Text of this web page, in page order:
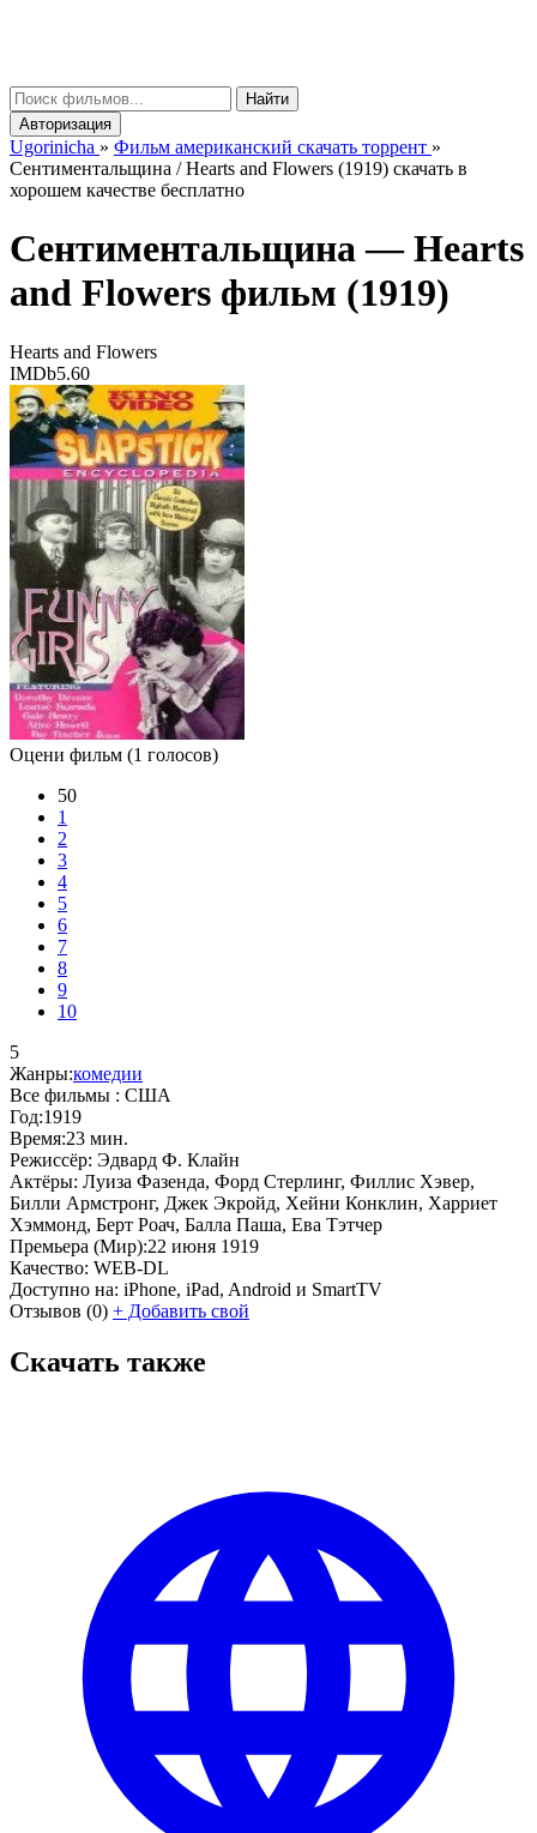
Найти
Авторизация
Ugorinicha » Фильм американский скачать торрент »
Сентиментальщина / Hearts and Flowers (1919) скачать в
хорошем качестве бесплатно
Сентиментальщина —Hearts
and Flowers фильм (1919)
Hearts and Flowers
IMDb5.60
Оцени фильм (1 голосов)
50
1
2
3
4
5
6
7
8
9
10
5
Жанры:комедии
Все фильмы : США
Год:1919
Время:23 мин.
Режиссёр: Эдвард Ф. Клайн
Актёры: Луиза Фазенда, Форд Стерлинг, Филлис Хэвер,
Билли Армстронг, Джек Экройд, Хейни Конклин, Харриет
Хэммонд, Берт Роач, Балла Паша, Ева Тэтчер
Премьера (Мир):22 июня 1919
Качество: WEB-DL
Доступно на: iPhone, iPad, Android и SmartTV
Отзывов (0) + Добавить свой
Скачать также